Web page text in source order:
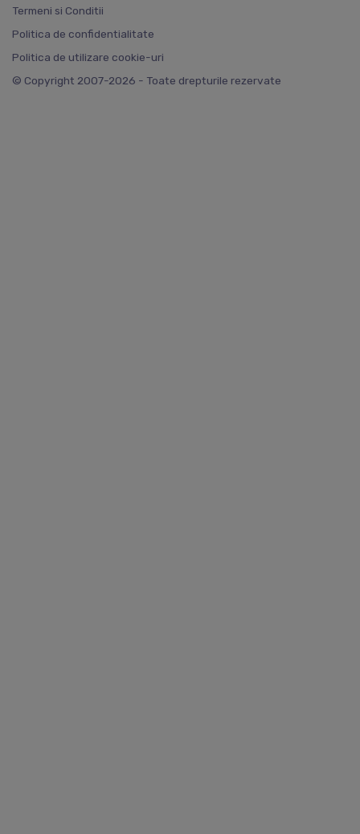
Termeni si Conditii
Politica de confidentialitate
Politica de utilizare cookie-uri
© Copyright 2007-2026 - Toate drepturile rezervate